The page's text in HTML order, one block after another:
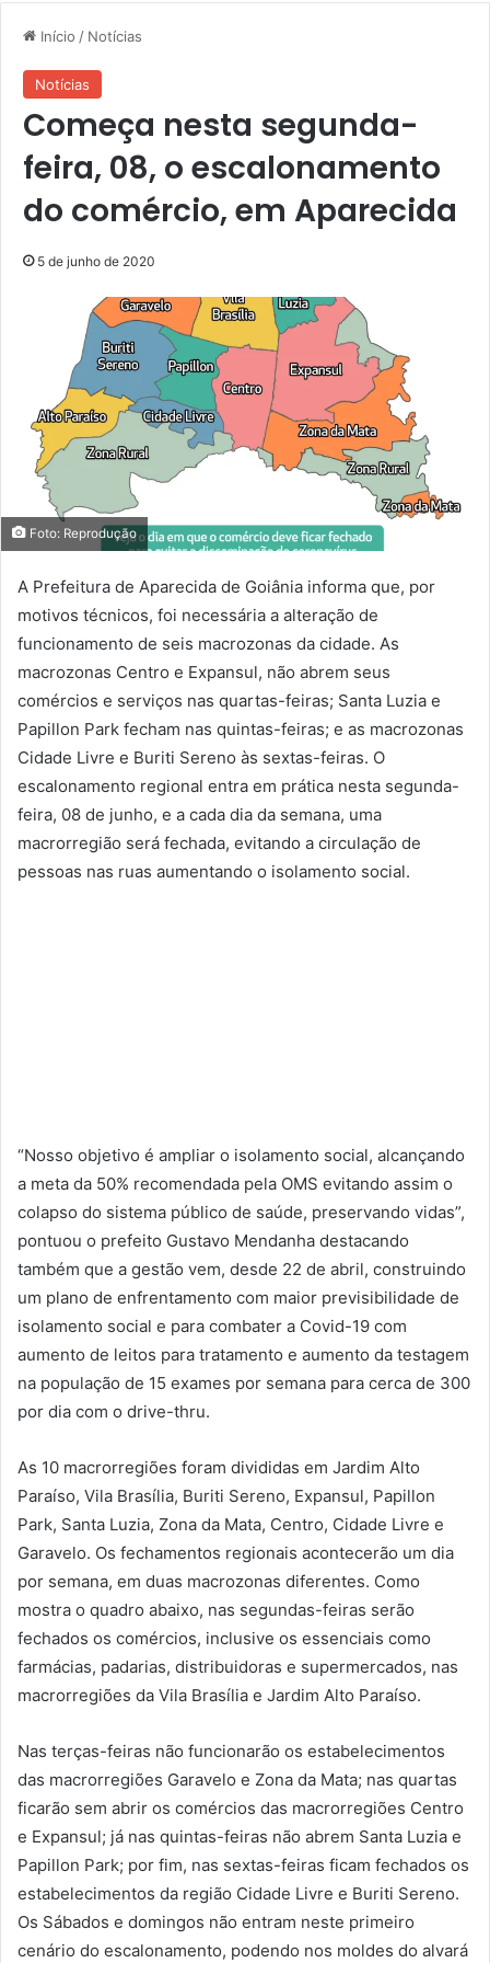
Início / Notícias
Notícias
Começa nesta segunda-
feira, 08, o escalonamento
do comércio, em Aparecida
5 de junho de 2020
Foto: Reprodução
A Prefeitura de Aparecida de Goiânia informa que, por
motivos técnicos, foi necessária a alteração de
funcionamento de seis macrozonas da cidade. As
macrozonas Centro e Expansul, não abrem seus
comércios e serviços nas quartas-feiras; Santa Luzia e
Papillon Park fecham nas quintas-feiras; e as macrozonas
Cidade Livre e Buriti Sereno às sextas-feiras. O
escalonamento regional entra em prática nesta segunda-
feira, 08 de junho, e a cada dia da semana, uma
macrorregião será fechada, evitando a circulação de
pessoas nas ruas aumentando o isolamento social.
“Nosso objetivo é ampliar o isolamento social, alcançando
a meta da 50% recomendada pela OMS evitando assim o
colapso do sistema público de saúde, preservando vidas”,
pontuou o prefeito Gustavo Mendanha destacando
também que a gestão vem, desde 22 de abril, construindo
um plano de enfrentamento com maior previsibilidade de
isolamento social e para combater a Covid-19 com
aumento de leitos para tratamento e aumento da testagem
na população de 15 exames por semana para cerca de 300
por dia com o drive-thru.
As 10 macrorregiões foram divididas em Jardim Alto
Paraíso, Vila Brasília, Buriti Sereno, Expansul, Papillon
Park, Santa Luzia, Zona da Mata, Centro, Cidade Livre e
Garavelo. Os fechamentos regionais acontecerão um dia
por semana, em duas macrozonas diferentes. Como
mostra o quadro abaixo, nas segundas-feiras serão
fechados os comércios, inclusive os essenciais como
farmácias, padarias, distribuidoras e supermercados, nas
macrorregiões da Vila Brasília e Jardim Alto Paraíso.
Nas terças-feiras não funcionarão os estabelecimentos
das macrorregiões Garavelo e Zona da Mata; nas quartas
ficarão sem abrir os comércios das macrorregiões Centro
e Expansul; já nas quintas-feiras não abrem Santa Luzia e
Papillon Park; por fim, nas sextas-feiras ficam fechados os
estabelecimentos da região Cidade Livre e Buriti Sereno.
Os Sábados e domingos não entram neste primeiro
cenário do escalonamento, podendo nos moldes do alvará